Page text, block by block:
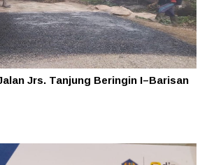
Jrs. Tanjung Beringin I–Barisan